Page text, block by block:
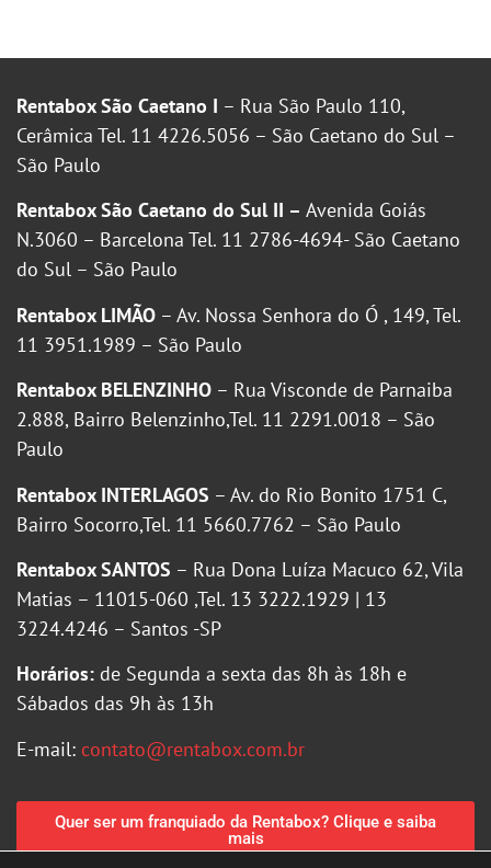
Rentabox São Caetano I – Rua São Paulo 110,
Cerâmica Tel. 11 4226.5056 – São Caetano do Sul –
São Paulo
Rentabox São Caetano do Sul II – Avenida Goiás
N.3060 – Barcelona Tel. 11 2786-4694- São Caetano
do Sul – São Paulo
Rentabox LIMÃO – Av. Nossa Senhora do Ó , 149, Tel.
11 3951.1989 – São Paulo
Rentabox BELENZINHO – Rua Visconde de Parnaiba
2.888, Bairro Belenzinho,Tel. 11 2291.0018 – São
Paulo
Rentabox INTERLAGOS – Av. do Rio Bonito 1751 C,
Bairro Socorro,Tel. 11 5660.7762 – São Paulo
Rentabox SANTOS – Rua Dona Luíza Macuco 62, Vila
Matias – 11015-060 ,Tel. 13 3222.1929 | 13
3224.4246 – Santos -SP
Horários: de Segunda a sexta das 8h às 18h e
Sábados das 9h às 13h
E-mail: contato@rentabox.com.br
Quer ser um franquiado da Rentabox? Clique e saiba
mais